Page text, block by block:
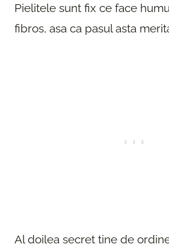
Pielitele sunt fix ce face
fibros, asa ca pasul asta
Al doilea secret tine de